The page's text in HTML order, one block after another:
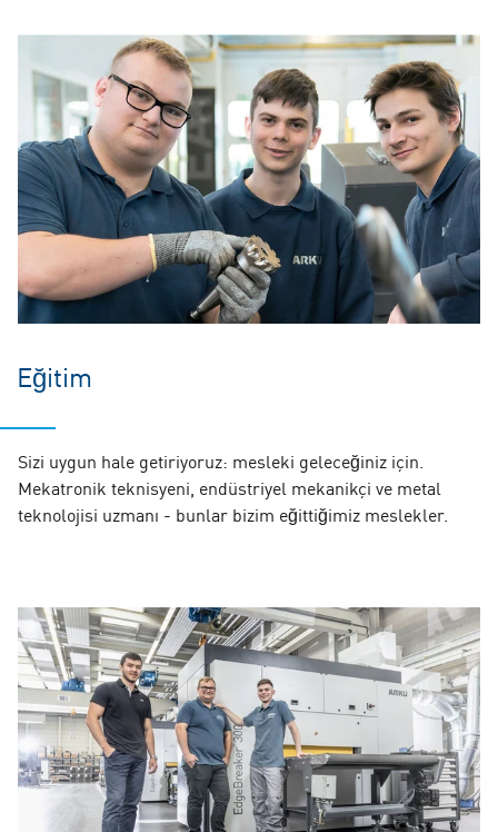
Eğitim
Sizi uygun hale getiriyoruz: mesleki geleceğiniz için.
Mekatronik teknisyeni, endüstriyel mekanikçi ve metal
teknolojisi uzmanı - bunlar bizim eğittiğimiz meslekler.